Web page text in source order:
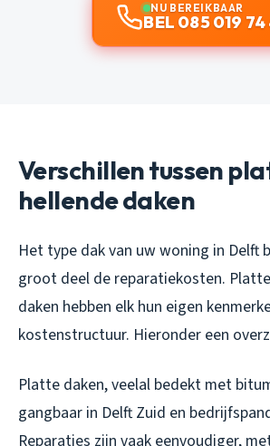
NU BEREIKBAAR
BEL 085 019 74
Verschillen tussen
hellende daken
Het type dak van uw woning in Delft
groot deel de reparatiekosten.
daken hebben elk hun eigen
kostenstructuur. Hieronder een
Platte daken, veelal bedekt met
gangbaar in Delft Zuid en
Reparaties zijn vaak eenvoudiger,